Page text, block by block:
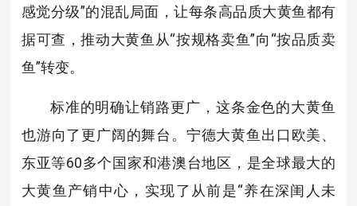
感觉分级”的混乱局面，让每条高品质大黄鱼都有
据可查，推动大黄鱼从“按规格卖鱼”向“按品质卖
鱼”转变。
标准的明确让销路更广，这条金色的大黄鱼
也游向了更广阔的舞台。宁德大黄鱼出口欧美、
东亚等60多个国家和港澳台地区，是全球最大的
大黄鱼产销中心，实现了从前是“养在深闺人未